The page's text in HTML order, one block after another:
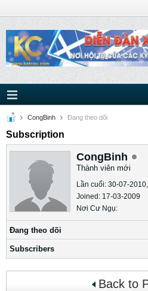
CongBinh Ðang theo dõi
Subscription
CongBinh
Thành viên mới
Lần cuối: 30-07-
Joined: 17-03-2009
Nơi Cư Ngụ:
Ðang theo dõi
Subscribers
Back to